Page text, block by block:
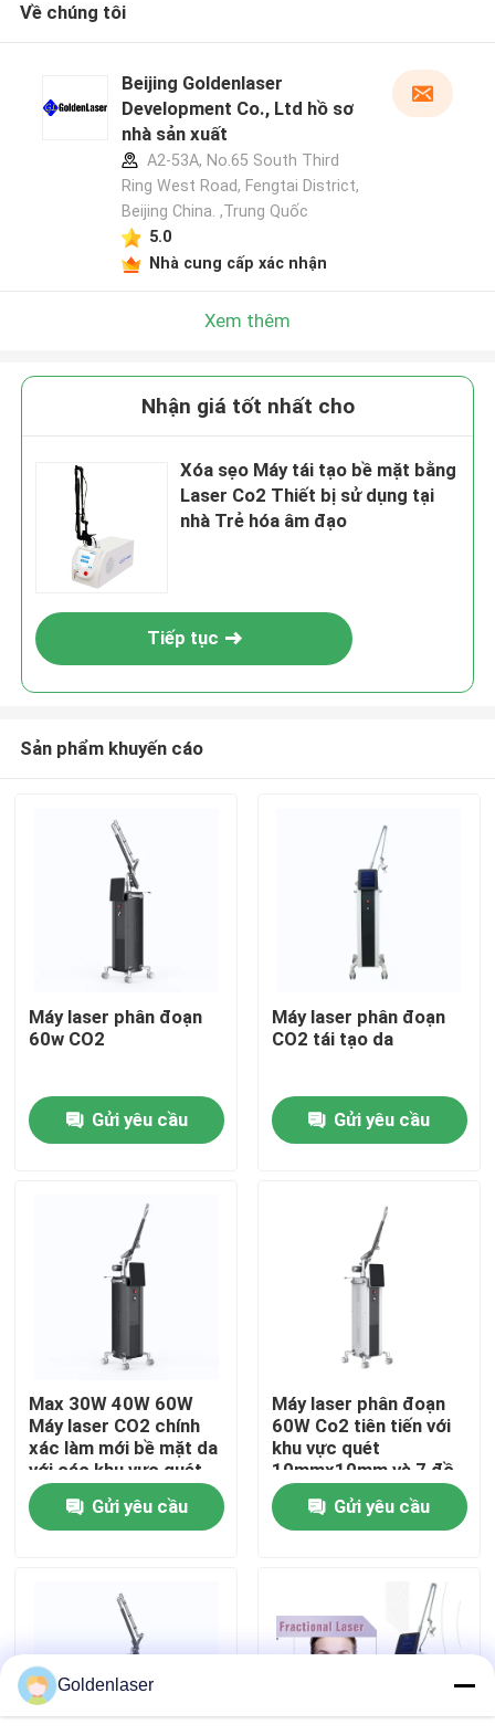
Nhà
Hướng dẫn VR
Về chúng tôi
Tham quan nhà máy
Kiểm soát chất lượng
Tin tức
Yêu cầu báo giá
Về chúng tôi
Beijing Goldenlaser
Development Co., Ltd hồ sơ
nhà sản xuất
A2-53A, No.65 South Third
Ring West Road, Fengtai District,
Beijing China. ,Trung Quốc
5.0
Nhà cung cấp xác nhận
Xem thêm
Nhận giá tốt nhất cho
Xóa sẹo Máy tái tạo bề mặt bằng
Laser Co2 Thiết bị sử dụng tại
nhà Trẻ hóa âm đạo
Tiếp tục
Sản phẩm khuyến cáo
Máy laser phân đoạn
60w CO2
Gửi yêu cầu
Máy laser phân đoạn
CO2 tái tạo da
Gửi yêu cầu
Max 30W 40W 60W
Máy laser CO2 chính
xác làm mới bề mặt da
với các khu vực quét
khác nhau
Gửi yêu cầu
Máy laser phân đoạn
60W Co2 tiên tiến với
khu vực quét
10mmx10mm và 7 đồ
họa quét
Gửi yêu cầu
Goldenlaser